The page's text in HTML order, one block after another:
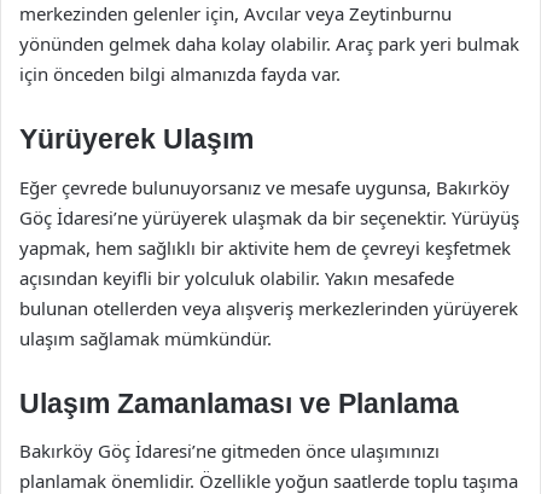
merkezinden gelenler için, Avcılar veya Zeytinburnu
yönünden gelmek daha kolay olabilir. Araç park yeri bulmak
için önceden bilgi almanızda fayda var.
Yürüyerek Ulaşım
Eğer çevrede bulunuyorsanız ve mesafe uygunsa, Bakırköy
Göç İdaresi’ne yürüyerek ulaşmak da bir seçenektir. Yürüyüş
yapmak, hem sağlıklı bir aktivite hem de çevreyi keşfetmek
açısından keyifli bir yolculuk olabilir. Yakın mesafede
bulunan otellerden veya alışveriş merkezlerinden yürüyerek
ulaşım sağlamak mümkündür.
Ulaşım Zamanlaması ve Planlama
Bakırköy Göç İdaresi’ne gitmeden önce ulaşımınızı
planlamak önemlidir. Özellikle yoğun saatlerde toplu taşıma